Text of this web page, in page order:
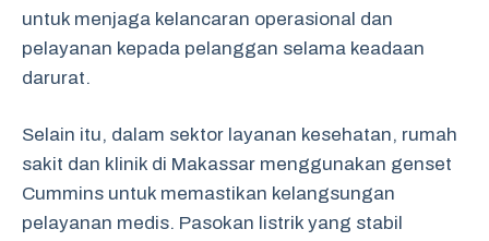
untuk menjaga kelancaran operasional dan
pelayanan kepada pelanggan selama keadaan
darurat.
Selain itu, dalam sektor layanan kesehatan, rumah
sakit dan klinik di Makassar menggunakan genset
Cummins untuk memastikan kelangsungan
pelayanan medis. Pasokan listrik yang stabil